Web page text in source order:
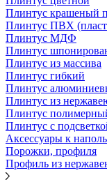
Плинтус крашеный
Плинтус ПВХ
Плинтус МДФ
Плинтус
Плинтус из массива
Плинтус гибкий
Плинтус
Плинтус из
Плинтус
Плинтус с
Аксессуары к
Порожки, профиля
Профиль из